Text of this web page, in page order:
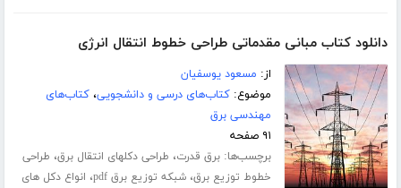
دانلود کتاب مبانی مقدماتی طراحی خطوط انتقال انرژی
از: مسعود یوسفیان
موضوع:کتاب‌های درسی و دانشجویی،کتاب‌های
مهندسی برق
۹۱ صفحه
برچسب‌ها:برق قدرت، طراحی دکلهای انتقال برق، طراحی
خطوط توزیع برق،شبکه توزیع برق pdf ، انواع دکل های